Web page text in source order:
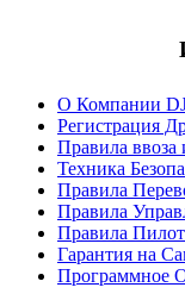
О Компании
Регистрация
Правила ввоза
Техника
Правила
Правила
Правила
Гарантия на
Программное